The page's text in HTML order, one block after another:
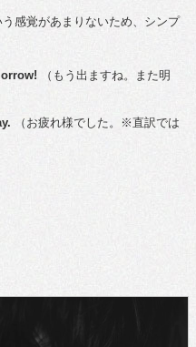
感覚があまりないため、シンプ
（もう出ますね。また明
（お疲れ様でした。※直訳では